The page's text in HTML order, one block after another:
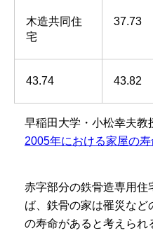
木造共同住
宅
37.73
43.74 43.82
早稲田大学・小松幸夫
2005年における家屋の
赤字部分の鉄骨造専用
ば、鉄骨の家は罹災な
の寿命があると考えられ